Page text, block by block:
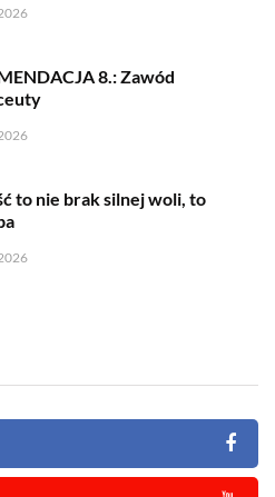
8.: Zawód
to nie brak silnej woli, to